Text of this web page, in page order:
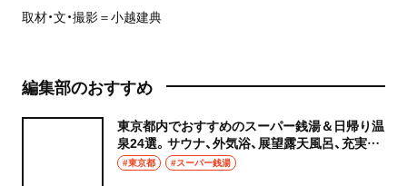
取材・文・撮影＝小越建典
編集部のおすすめ
東京都内でおすすめのスーパー銭湯＆日帰り温
泉24選。サウナ、外気浴、展望露天風呂、充実の
癒やし空間へ
#東京都 #スーパー銭湯